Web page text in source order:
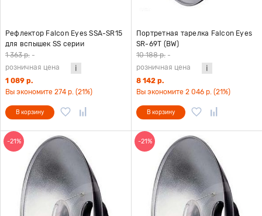
Рефлектор Falcon Eyes SSA-SR15
для вспышек SS серии
1 363 р. -
розничная цена
1 089 р.
Вы экономите 274 р. (21%)
В корзину
Портретная тарелка Falcon Eyes
SR-69T (BW)
10 188 р. -
розничная цена
8 142 р.
Вы экономите 2 046 р. (21%)
В корзину
-21% -21%